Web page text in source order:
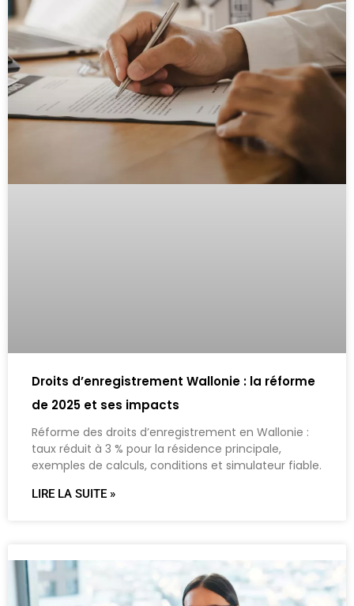
Droits d’enregistrement Wallonie : la réforme
de 2025 et ses impacts
Réforme des droits d’enregistrement en Wallonie :
taux réduit à 3 % pour la résidence principale,
exemples de calculs, conditions et simulateur fiable.
LIRE LA SUITE »